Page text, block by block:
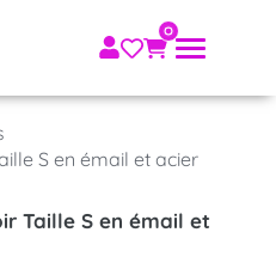
S en émail et acier
Taille S en émail et